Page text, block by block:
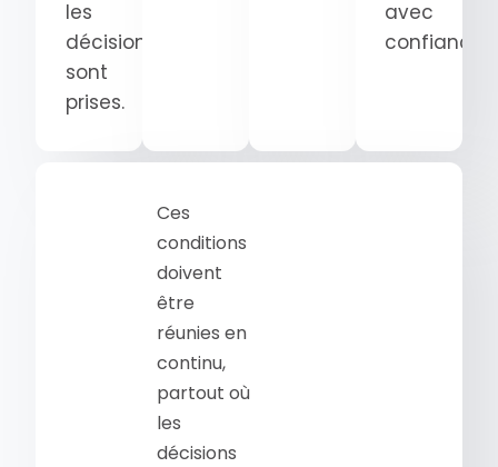
les
décisions
sont
prises.
avec
confiance.
Ces
conditions
doivent
être
réunies en
continu,
partout où
les
décisions